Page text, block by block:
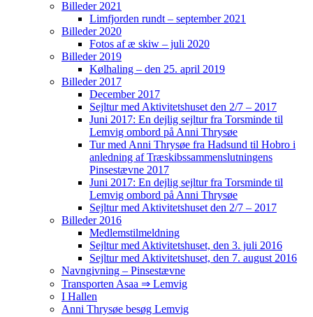
Billeder 2021
Limfjorden rundt – september 2021
Billeder 2020
Fotos af æ skiw – juli 2020
Billeder 2019
Kølhaling – den 25. april 2019
Billeder 2017
December 2017
Sejltur med Aktivitetshuset den 2/7 – 2017
Juni 2017: En dejlig sejltur fra Torsminde til
Lemvig ombord på Anni Thrysøe
Tur med Anni Thrysøe fra Hadsund til Hobro i
anledning af Træskibssammenslutningens
Pinsestævne 2017
Juni 2017: En dejlig sejltur fra Torsminde til
Lemvig ombord på Anni Thrysøe
Sejltur med Aktivitetshuset den 2/7 – 2017
Billeder 2016
Medlemstilmeldning
Sejltur med Aktivitetshuset, den 3. juli 2016
Sejltur med Aktivitetshuset, den 7. august 2016
Navngivning – Pinsestævne
Transporten Asaa ⇒ Lemvig
I Hallen
Anni Thrysøe besøg Lemvig